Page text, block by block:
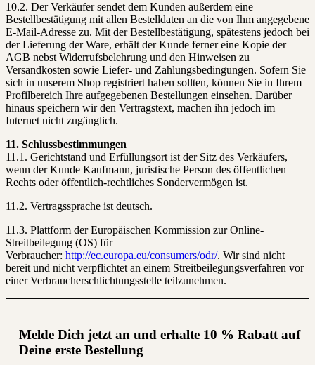
10.2. Der Verkäufer sendet dem Kunden außerdem eine
Bestellbestätigung mit allen Bestelldaten an die von Ihm angegebene
E-Mail-Adresse zu. Mit der Bestellbestätigung, spätestens jedoch bei
der Lieferung der Ware, erhält der Kunde ferner eine Kopie der
AGB nebst Widerrufsbelehrung und den Hinweisen zu
Versandkosten sowie Liefer- und Zahlungsbedingungen. Sofern Sie
sich in unserem Shop registriert haben sollten, können Sie in Ihrem
Profilbereich Ihre aufgegebenen Bestellungen einsehen. Darüber
hinaus speichern wir den Vertragstext, machen ihn jedoch im
Internet nicht zugänglich.
11. Schlussbestimmungen
11.1. Gerichtstand und Erfüllungsort ist der Sitz des Verkäufers,
wenn der Kunde Kaufmann, juristische Person des öffentlichen
Rechts oder öffentlich-rechtliches Sondervermögen ist.
11.2. Vertragssprache ist deutsch.
11.3. Plattform der Europäischen Kommission zur Online-
Streitbeilegung (OS) für
Verbraucher: http://ec.europa.eu/consumers/odr/. Wir sind nicht
bereit und nicht verpflichtet an einem Streitbeilegungsverfahren vor
einer Verbraucherschlichtungsstelle teilzunehmen.
Melde Dich jetzt an und erhalte 10 % Rabatt auf
Deine erste Bestellung